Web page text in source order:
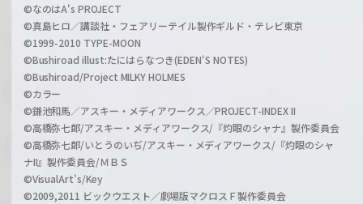
©なのはA's PROJECT
©真島ヒロ／講談社・フェアリーテイル製作ギルド・テレビ東京
©1999-2010 TYPE-MOON
©Bushiroad illust:たにはらなつき(EDEN'S NOTES)
©Bushiroad/Project MILKY HOLMES
©カラー
©鎌池和馬／アスキー・メディアワークス／PROJECT-INDEX II
©高橋弥七郎/アスキー・メディアワークス/『灼眼のシャナ』製作委員会
©高橋弥七郎/いとうのいぢ/アスキー・メディアワークス/『灼眼のシャ
ナII』製作委員会/ＭＢＳ
©VisualArt's/Key
©2009,2011 ビックウエスト／劇場版マクロスＦ製作委員会